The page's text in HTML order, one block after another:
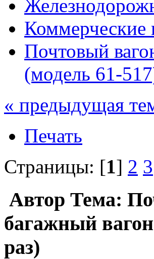
Коммерческие
Почтовый
(модель 61-
« предыдущая
Печать
Страницы: [1] 2 3
Автор Тема:
багажный
раз)